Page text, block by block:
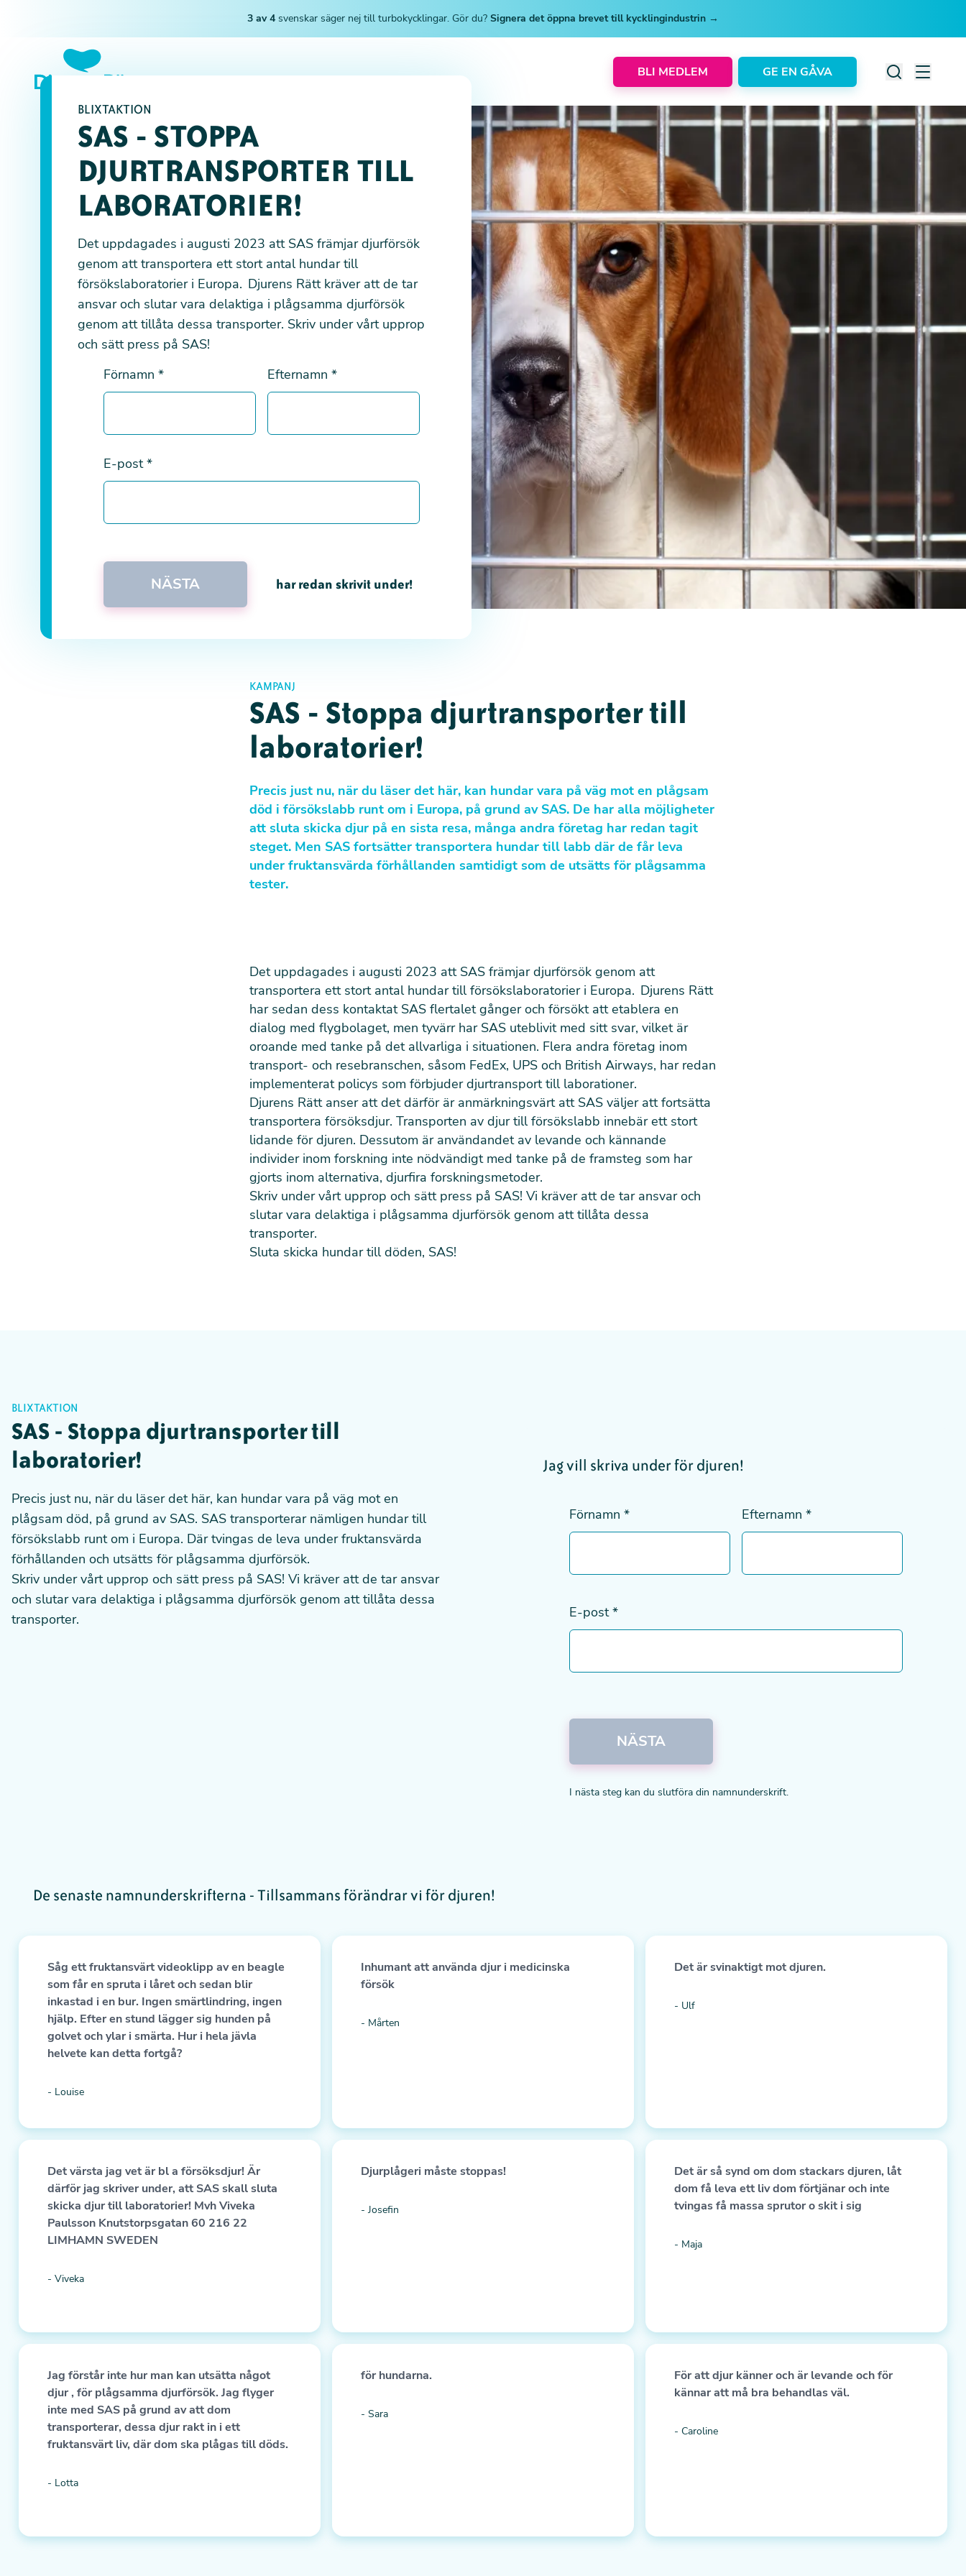
3 av 4 svenskar säger nej till turbokycklingar. Gör du? Signera det öppna brevet till kycklingindustrin →
BLI MEDLEM GE EN GÅVA
BLIXTAKTION
SAS - STOPPA
DJURTRANSPORTER TILL
LABORATORIER!
Det uppdagades i augusti 2023 att SAS främjar djurförsök
genom att transportera ett stort antal hundar till
försökslaboratorier i Europa. Djurens Rätt kräver att de tar
ansvar och slutar vara delaktiga i plågsamma djurförsök
genom att tillåta dessa transporter. Skriv under vårt upprop
och sätt press på SAS!
Förnamn * Efternamn *
E-post*
NÄSTA har redan skrivit under!
KAMPANJ
SAS - Stoppa djurtransporter till
laboratorier!
Precis just nu, när du läser det här, kan hundar vara på väg mot en plågsam
död i försökslabb runt om i Europa, på grund av SAS. De har alla möjligheter
att sluta skicka djur på en sista resa, många andra företag har redan tagit
steget. Men SAS fortsätter transportera hundar till labb där de får leva
under fruktansvärda förhållanden samtidigt som de utsätts för plågsamma
tester.
Det uppdagades i augusti 2023 att SAS främjar djurförsök genom att
transportera ett stort antal hundar till försökslaboratorier i Europa. Djurens Rätt
har sedan dess kontaktat SAS flertalet gånger och försökt att etablera en
dialog med flygbolaget, men tyvärr har SAS uteblivit med sitt svar, vilket är
oroande med tanke på det allvarliga i situationen. Flera andra företag inom
transport- och resebranschen, såsom FedEx, UPS och British Airways, har redan
implementerat policys som förbjuder djurtransport till laborationer.
Djurens Rätt anser att det därför är anmärkningsvärt att SAS väljer att fortsätta
transportera försöksdjur. Transporten av djur till försökslabb innebär ett stort
lidande för djuren. Dessutom är användandet av levande och kännande
individer inom forskning inte nödvändigt med tanke på de framsteg som har
gjorts inom alternativa, djurfira forskningsmetoder.
Skriv under vårt upprop och sätt press på SAS! Vi kräver att de tar ansvar och
slutar vara delaktiga i plågsamma djurförsök genom att tillåta dessa
transporter.
Sluta skicka hundar till döden, SAS!
BLIXTAKTION
SAS - Stoppa djurtransporter till
laboratorier!
Precis just nu, när du läser det här, kan hundar vara på väg mot en
plågsam död, på grund av SAS. SAS transporterar nämligen hundar till
försökslabb runt om i Europa. Där tvingas de leva under fruktansvärda
förhållanden och utsätts för plågsamma djurförsök.
Skriv under vårt upprop och sätt press på SAS! Vi kräver att de tar ansvar
och slutar vara delaktiga i plågsamma djurförsök genom att tillåta dessa
transporter.
Jag vill skriva under för djuren!
Förnamn * Efternamn *
E-post*
NÄSTA
I nästa steg kan du slutföra din namnunderskrift.
De senaste namnunderskrifterna - Tillsammans förändrar vi för djuren!
Såg ett fruktansvärt videoklipp av en beagle
som får en spruta i låret och sedan blir
inkastad i en bur. Ingen smärtlindring, ingen
hjälp. Efter en stund lägger sig hunden på
golvet och ylar i smärta. Hur i hela jävla
helvete kan detta fortgå?
- Louise
Inhumant att använda djur i medicinska
försök
- Mårten
Det är svinaktigt mot djuren.
- Ulf
Det värsta jag vet är bl a försöksdjur! Är
därför jag skriver under, att SAS skall sluta
skicka djur till laboratorier! Mvh Viveka
Paulsson Knutstorpsgatan 60 216 22
LIMHAMN SWEDEN
- Viveka
Djurplågeri måste stoppas!
- Josefin
Det är så synd om dom stackars djuren, låt
dom få leva ett liv dom förtjänar och inte
tvingas få massa sprutor o skit i sig
- Maja
Jag förstår inte hur man kan utsätta något
djur , för plågsamma djurförsök. Jag flyger
inte med SAS på grund av att dom
transporterar, dessa djur rakt in i ett
fruktansvärt liv, där dom ska plågas till döds.
- Lotta
för hundarna.
- Sara
För att djur känner och är levande och för
kännar att må bra behandlas väl.
- Caroline